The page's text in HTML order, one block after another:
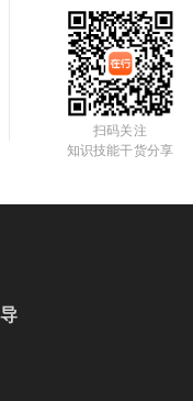
扫码关注
知识技能干货分享